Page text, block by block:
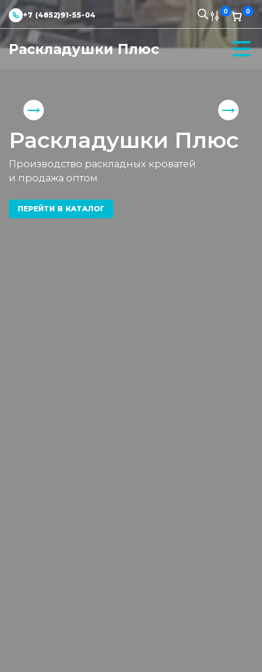
+7 (4852)91-55-04 0 0
Раскладушки Плюс
Раскладушки Плюс
Производство раскладных кроватей
и продажа оптом
ПЕРЕЙТИ В КАТАЛОГ